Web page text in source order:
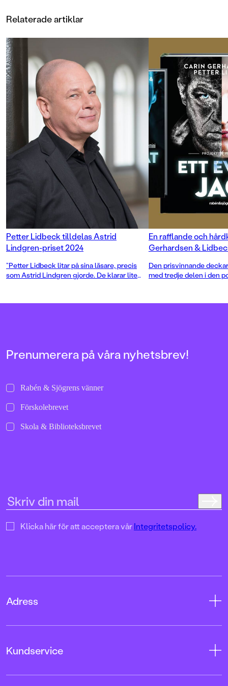
och Petter Lidbecks gemensamma
spänningsdebut Ett annat jag:
Projekt Gemini. Ett annat jag
nominerades till Crimetime Award
och Barnradions bokpris 2019, och
är vinnare av Barnens romanpris i
Karlstad 2019.
Relaterade artiklar
Petter Lidbeck tilldelas Astrid
Lindgren-priset 2024
”Petter Lidbeck litar på sina läsare, precis
som Astrid Lindgren gjorde. De klarar lite
En rafflande och
Gerhardsen &
Den prisvinnande
med tredje delen i den
Prenumerera på våra nyhetsbrev!
Rabén & Sjögrens vänner
Förskolebrevet
Skola & Biblioteksbrevet
Klicka här för att acceptera vårIntegritetspolicy.
Adress
Kundservice